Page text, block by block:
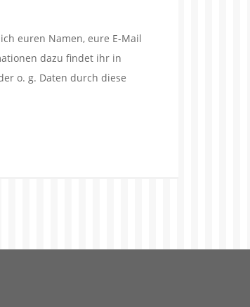
euren Namen, eure E-Mail
dazu findet ihr in
o. g. Daten durch diese